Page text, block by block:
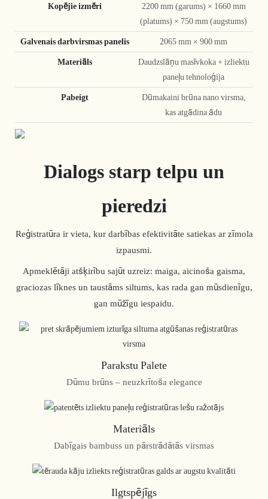
Kopējie izmēri
2200 mm (garums) × 1660 mm
(platums) × 750 mm (augstums)
Galvenais darbvirsmas panelis 2065 mm × 900 mm
Materiāls
Daudzslāņu masīvkoka + izliektu
paneļu tehnoloģija
Pabeigt
Dūmakaini brūna nano virsma,
kas atgādina ādu
Dialogs starp telpu un
pieredzi
Reģistratūra ir vieta, kur darbības efektivitāte satiekas ar zīmola
izpausmi.
Apmeklētāji atšķirību sajūt uzreiz: maiga, aicinoša gaisma,
graciozas līknes un taustāms siltums, kas rada gan mūsdienīgu,
gan mūžīgu iespaidu.
Parakstu Palete
Dūmu brūns – neuzkrītoša elegance
Materiāls
Dabīgais bambuss un pārstrādātās virsmas
Ilgtspējīgs